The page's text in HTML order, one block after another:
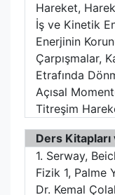
Hareket,
İş ve Kinetik
Enerjinin
Çarpışmalar,
Etrafında
Açısal
Titreşim
Ders
1. Serway,
Fizik 1, Palme
Dr. Kemal